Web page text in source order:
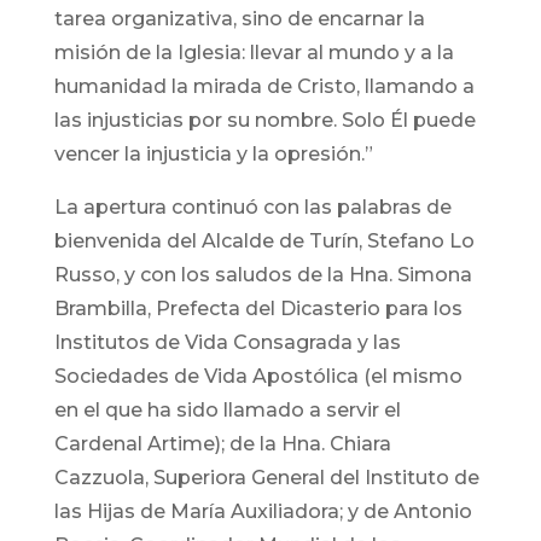
tarea organizativa, sino de encarnar la
misión de la Iglesia: llevar al mundo y a la
humanidad la mirada de Cristo, llamando a
las injusticias por su nombre. Solo Él puede
vencer la injusticia y la opresión.”
La apertura continuó con las palabras de
bienvenida del Alcalde de Turín, Stefano Lo
Russo, y con los saludos de la Hna. Simona
Brambilla, Prefecta del Dicasterio para los
Institutos de Vida Consagrada y las
Sociedades de Vida Apostólica (el mismo
en el que ha sido llamado a servir el
Cardenal Artime); de la Hna. Chiara
Cazzuola, Superiora General del Instituto de
las Hijas de María Auxiliadora; y de Antonio